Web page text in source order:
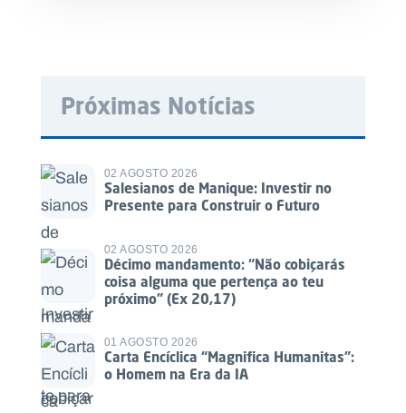
Próximas Notícias
02 AGOSTO 2026
Salesianos de Manique: Investir no
Presente para Construir o Futuro
02 AGOSTO 2026
Décimo mandamento: “Não cobiçarás
coisa alguma que pertença ao teu
próximo” (Ex 20,17)
01 AGOSTO 2026
Carta Encíclica “Magnifica Humanitas”:
o Homem na Era da IA